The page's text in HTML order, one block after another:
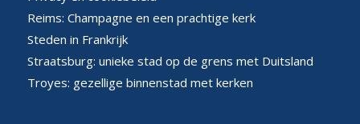
Reims: Champagne en een prachtige kerk
Steden in Frankrijk
Straatsburg: unieke stad op de grens met Duitsland
Troyes: gezellige binnenstad met kerken